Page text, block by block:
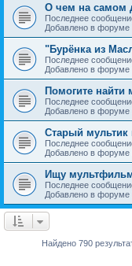
О чем на самом
Последнее
Добавлено в форуме
"Бурёнка из
Последнее
Добавлено в форуме
Помогите найти
Последнее
Добавлено в форуме
Старый
Последнее
Добавлено в форуме
Ищу
Последнее
Добавлено в форуме
Найдено 790